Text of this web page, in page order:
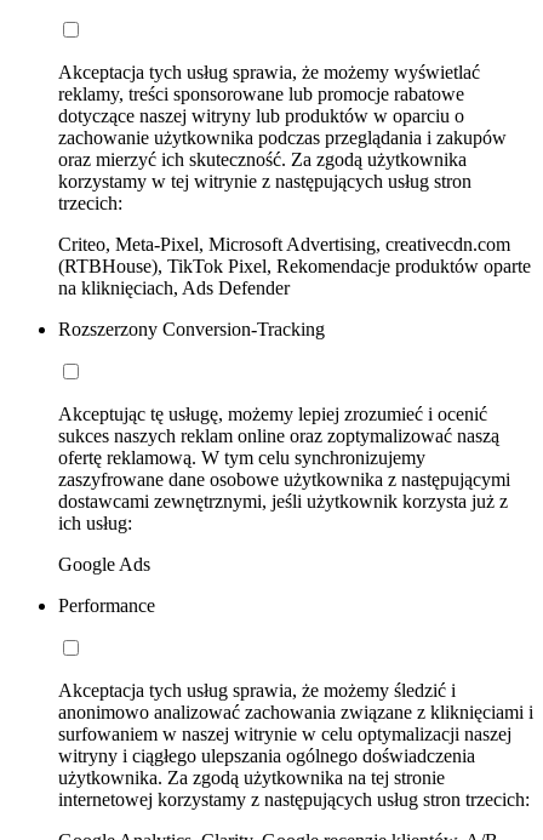
Akceptacja tych usług sprawia, że możemy wyświetlać
reklamy, treści sponsorowane lub promocje rabatowe
dotyczące naszej witryny lub produktów w oparciu o
zachowanie użytkownika podczas przeglądania i zakupów
oraz mierzyć ich skuteczność. Za zgodą użytkownika
korzystamy w tej witrynie z następujących usług stron
trzecich:
Criteo, Meta-Pixel, Microsoft Advertising, creativecdn.com
(RTBHouse), TikTok Pixel, Rekomendacje produktów oparte
na kliknięciach, Ads Defender
Rozszerzony Conversion-Tracking
Akceptując tę usługę, możemy lepiej zrozumieć i ocenić
sukces naszych reklam online oraz zoptymalizować naszą
ofertę reklamową. W tym celu synchronizujemy
zaszyfrowane dane osobowe użytkownika z następującymi
dostawcami zewnętrznymi, jeśli użytkownik korzysta już z
ich usług:
Google Ads
Performance
Akceptacja tych usług sprawia, że możemy śledzić i
anonimowo analizować zachowania związane z kliknięciami i
surfowaniem w naszej witrynie w celu optymalizacji naszej
witryny i ciągłego ulepszania ogólnego doświadczenia
użytkownika. Za zgodą użytkownika na tej stronie
internetowej korzystamy z następujących usług stron trzecich: